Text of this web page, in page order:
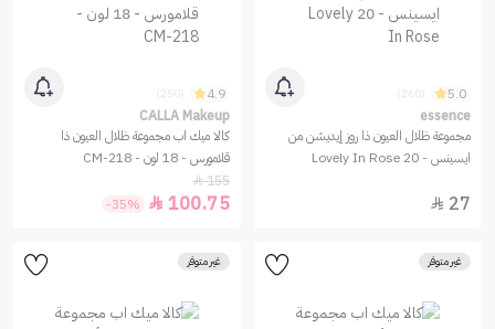
5.0
essence
مجموعة ظلال العيون ذا روز إيديشن من
ايسينس - 20 Lovely In Rose
27

4.9
CALLA Makeup
كالا ميك اب مجموعة ظلال العيون ذا
قلامورس - 18 لون - CM-218
155

100.75

-35%
غير متوفر غير متوفر